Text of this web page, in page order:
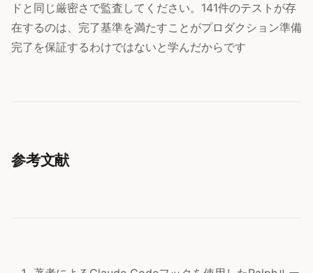
ドと同じ厳密さで監査してください。141件のテストが存
在するのは、完了基準を満たすことがプロダクション準備
完了を保証するわけではないと学んだからです
参考文献